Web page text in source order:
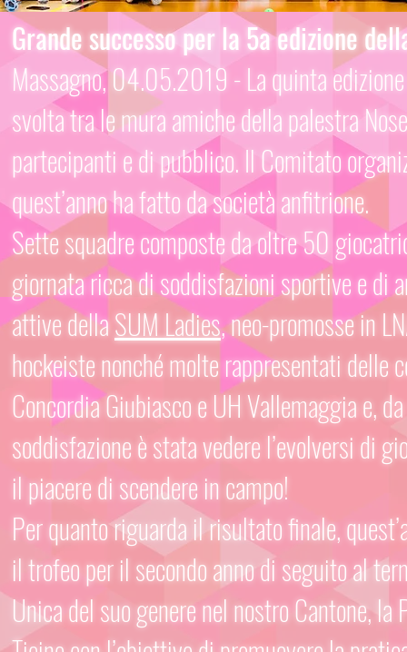
Grande successo per la 5a edizione
Massagno, 04.05.2019 - La quinta
svolta tra le mura amiche della palestra
partecipanti e di pubblico. Il Comitato
quest’anno ha fatto da società anfitrione.
Sette squadre composte da oltre 50
giornata ricca di soddisfazioni sportive e di
attive dellaSUM Ladies, neo-promosse in
hockeiste nonché molte rappresentati delle
Concordia Giubiasco e UH Vallemaggia e,
soddisfazione è stata vedere l’evolversi di
il piacere di scendere in campo!
Per quanto riguarda il risultato finale,
il trofeo per il secondo anno di seguito al
Unica del suo genere nel nostro Cantone, la